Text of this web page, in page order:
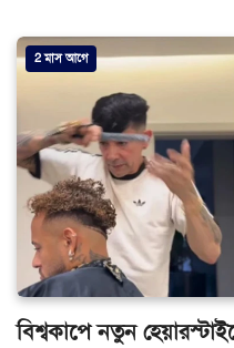
2 মাস আগে
বিশ্বকাপে নতুন